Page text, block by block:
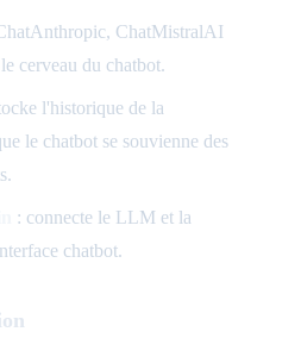
ChatMistralAI
cerveau du chatbot.
l'historique de la
le chatbot se souvienne des
: connecte le LLM et la
chatbot.